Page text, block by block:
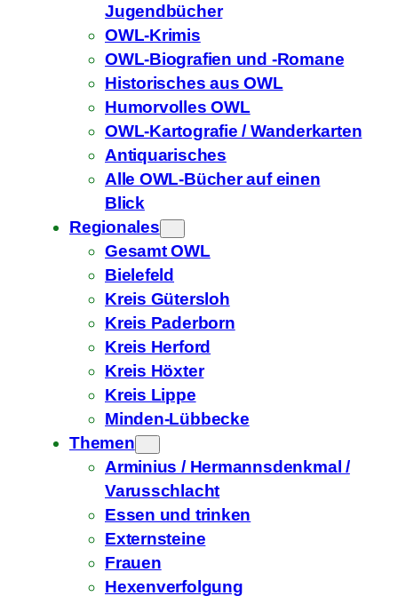
Jugendbücher
OWL-Krimis
OWL-Biografien und -Romane
Historisches aus OWL
Humorvolles OWL
OWL-Kartografie / Wanderkarten
Antiquarisches
Alle OWL-Bücher auf einen
Blick
Regionales
Gesamt OWL
Bielefeld
Kreis Gütersloh
Kreis Paderborn
Kreis Herford
Kreis Höxter
Kreis Lippe
Minden-Lübbecke
Themen
Arminius / Hermannsdenkmal /
Varusschlacht
Essen und trinken
Externsteine
Frauen
Hexenverfolgung